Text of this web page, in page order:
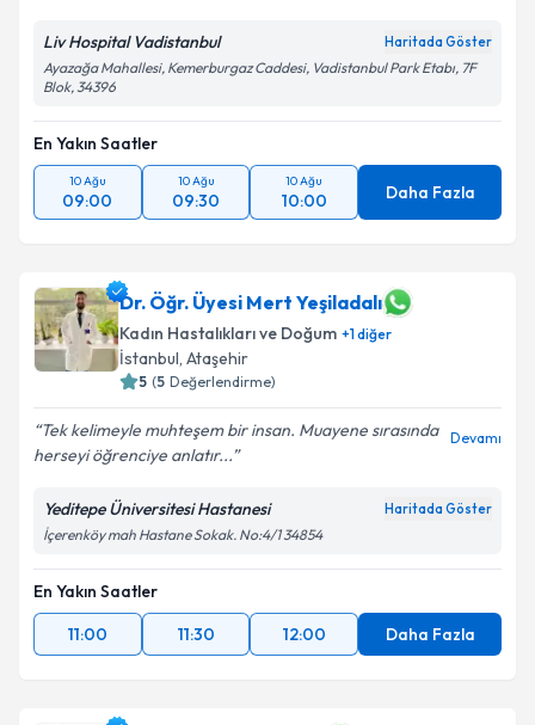
Liv Hospital Vadistanbul Haritada Göster
Ayazağa Mahallesi, Kemerburgaz Caddesi, Vadistanbul Park Etabı, 7F
Blok, 34396
En Yakın Saatler
10 Ağu
09:00
10 Ağu
09:30
10 Ağu
10:00 Daha Fazla
Dr. Öğr. Üyesi Mert Yeşiladalı
Kadın Hastalıkları ve Doğum +1diğer
İstanbul, Ataşehir
5 (5 Değerlendirme)
Tek kelimeyle muhteşem bir insan. Muayene sırasında
herseyi öğrenciye anlatır...
Devamı
Yeditepe Üniversitesi Hastanesi Haritada Göster
İçerenköy mah Hastane Sokak. No:4/1 34854
En Yakın Saatler
11:00
11:30 12:00 Daha Fazla